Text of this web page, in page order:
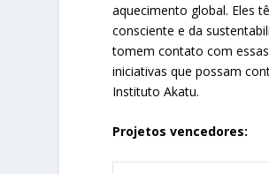
aquecimento global. Eles
consciente e da
tomem contato com
iniciativas que possam
Instituto Akatu.
Projetos vencedores: